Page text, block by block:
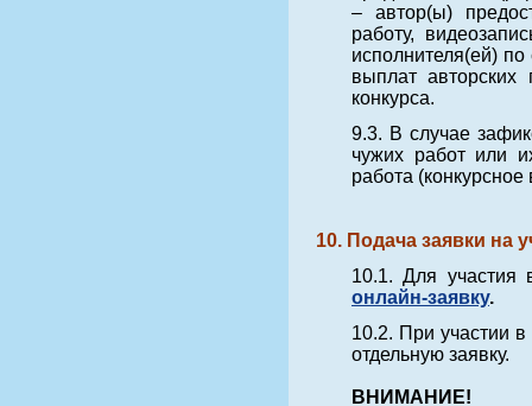
– автор(ы)
работу,
исполнителя(ей)
выплат
конкурса.
9.3. В случае
чужих работ или
работа
10. Подача заявки на
10.1. Для участия
онлайн-заявку.
10.2. При участии
отдельную заявку.
ВНИМАНИЕ!